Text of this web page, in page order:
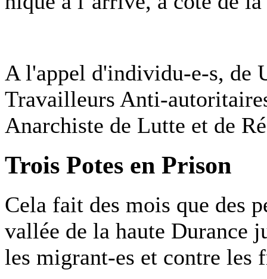
A l'appel d'individu-e-s, de
Travailleurs Anti-
Anarchiste de Lutte et de
Trois Potes en Prison
Cela fait des mois que des
vallée de la haute Durance
les migrant-es et contre les